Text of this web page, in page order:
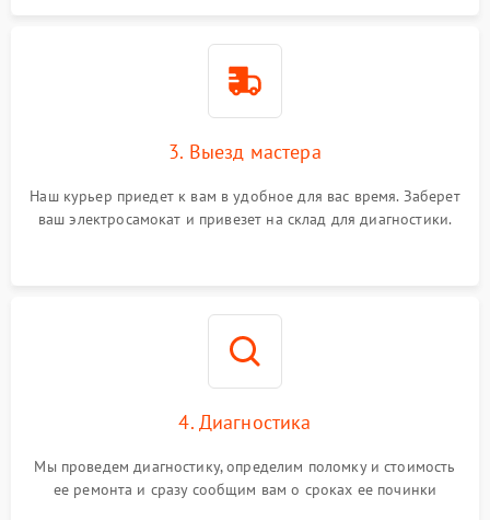
3. Выезд мастера
Наш курьер приедет к вам в удобное для вас время. Заберет
ваш электросамокат и привезет на склад для диагностики.
4. Диагностика
Мы проведем диагностику, определим поломку и стоимость
ее ремонта и сразу сообщим вам о сроках ее починки